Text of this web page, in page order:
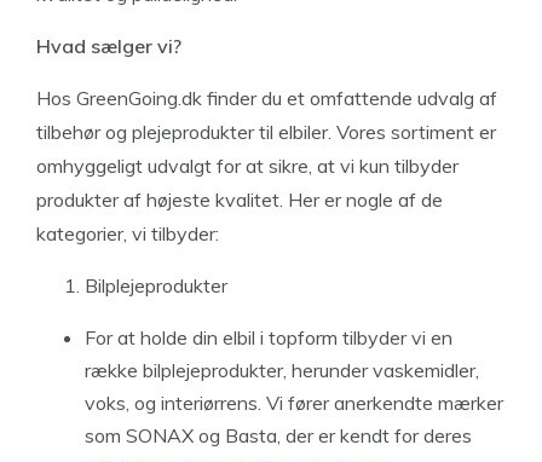
Hvad sælger vi?
Hos GreenGoing.dk finder du et omfattende udvalg af
tilbehør og plejeprodukter til elbiler. Vores sortiment er
omhyggeligt udvalgt for at sikre, at vi kun tilbyder
produkter af højeste kvalitet. Her er nogle af de
kategorier, vi tilbyder:
Bilplejeprodukter
For at holde din elbil i topform tilbyder vi en
række bilplejeprodukter, herunder vaskemidler,
voks, og interiørrens. Vi fører anerkendte mærker
som SONAX og Basta, der er kendt for deres